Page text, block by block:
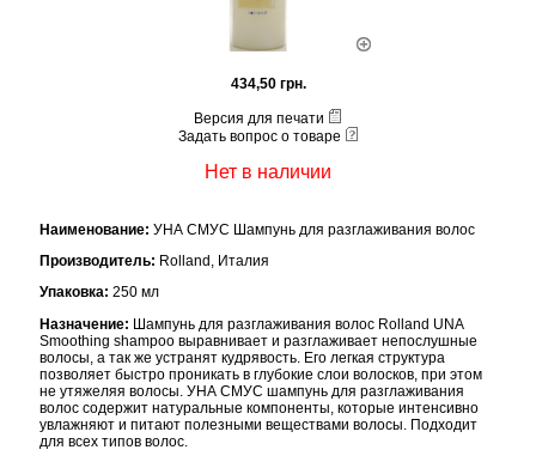
434,50 грн.
Версия для печати
Задать вопрос о товаре
Нет в наличии
Наименование: УНА СМУС Шампунь для разглаживания волос
Производитель: Rolland, Италия
Упаковка: 250 мл
Назначение: Шампунь для разглаживания волос Rolland UNA
Smoothing shampoo выравнивает и разглаживает непослушные
волосы, а так же устранят кудрявость. Его легкая структура
позволяет быстро проникать в глубокие слои волосков, при этом
не утяжеляя волосы. УНА СМУС шампунь для разглаживания
волос содержит натуральные компоненты, которые интенсивно
увлажняют и питают полезными веществами волосы. Подходит
для всех типов волос.